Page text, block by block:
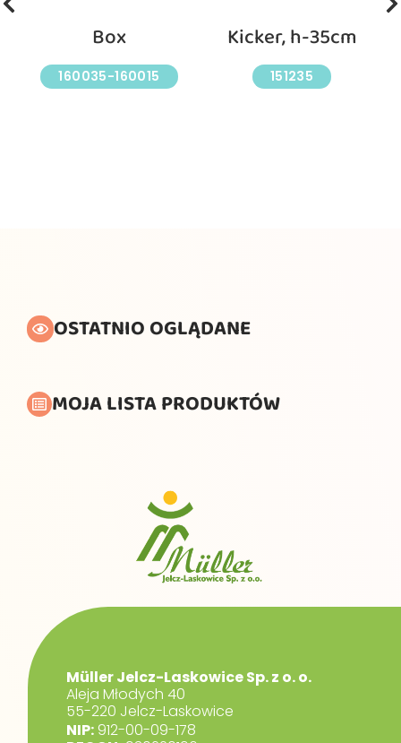
Box
160035-160015
Kicker, h-35cm
151235
OSTATNIO OGLĄDANE
MOJA LISTA PRODUKTÓW
Müller Jelcz-Laskowice Sp. z o. o.
Aleja Młodych 40
55-220 Jelcz-Laskowice
NIP: 912-00-09-178